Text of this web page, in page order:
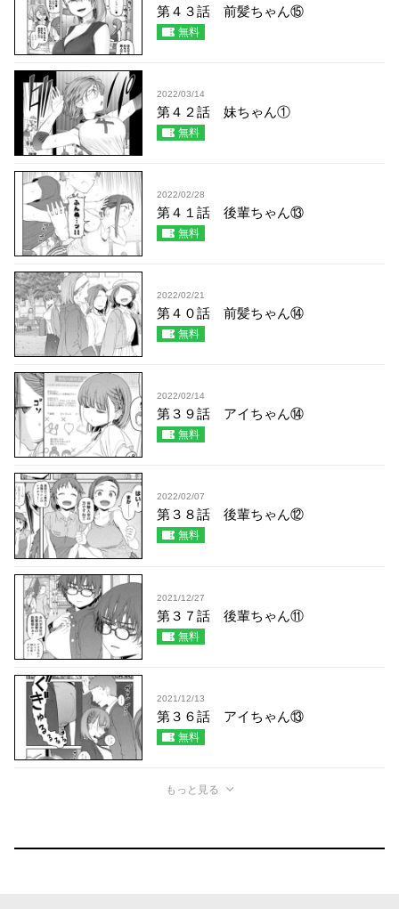
第４３話 前髪ちゃん⑮
無料
2022/03/14
第４２話 妹ちゃん①
無料
2022/02/28
第４１話 後輩ちゃん⑬
無料
2022/02/21
第４０話 前髪ちゃん⑭
無料
2022/02/14
第３９話 アイちゃん⑭
無料
2022/02/07
第３８話 後輩ちゃん⑫
無料
2021/12/27
第３７話 後輩ちゃん⑪
無料
2021/12/13
第３６話 アイちゃん⑬
無料
もっと見る